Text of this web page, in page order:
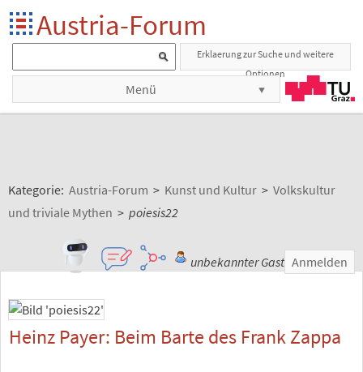
Austria-Forum
Erklaerung zur Suche und weitere
Optionen
Menü
Kategorie: Austria-Forum > Kunst und Kultur > Volkskultur
und triviale Mythen > poiesis22
unbekannter Gast Anmelden
Heinz Payer: Beim Barte des Frank Zappa